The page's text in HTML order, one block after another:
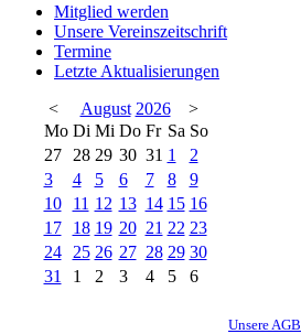
Mitglied werden
Unsere Vereinszeitschrift
Termine
Letzte Aktualisierungen
<
August 2026
>
Mo Di Mi Do Fr Sa So
27
28 29 30 31 1
2
3
4 5 6 7 8
9
10
11 12 13 14 15 16
17
18 19 20 21 22 23
24
25 26 27 28 29 30
31
1 2 3 4 5 6
Unsere AGB